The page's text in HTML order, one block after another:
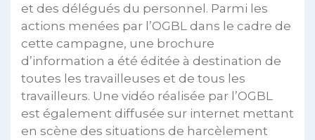
et des délégués du personnel. Parmi les
actions menées par l’OGBL dans le cadre de
cette campagne, une brochure
d’information a été éditée à destination de
toutes les travailleuses et de tous les
travailleurs. Une vidéo réalisée par l’OGBL
est également diffusée sur internet mettant
en scène des situations de harcèlement